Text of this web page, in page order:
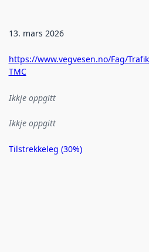
13. mars 2026
https://www.vegvesen.no/Fag/Trafikk/
TMC
Ikkje oppgitt
Ikkje oppgitt
Metadatakvalitet
Tilstrekkeleg (30%)